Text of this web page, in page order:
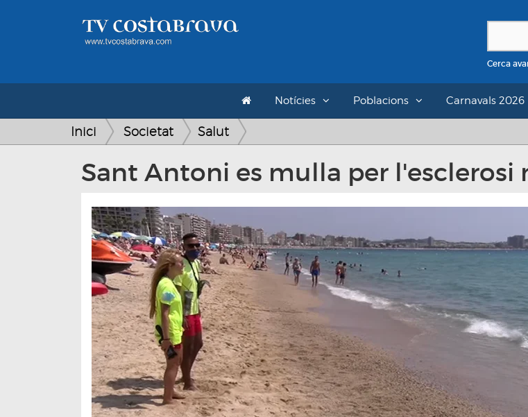
Cerca
Notícies Poblacions Carnavals 2026
Inici Societat Salut
Sant Antoni es mulla per